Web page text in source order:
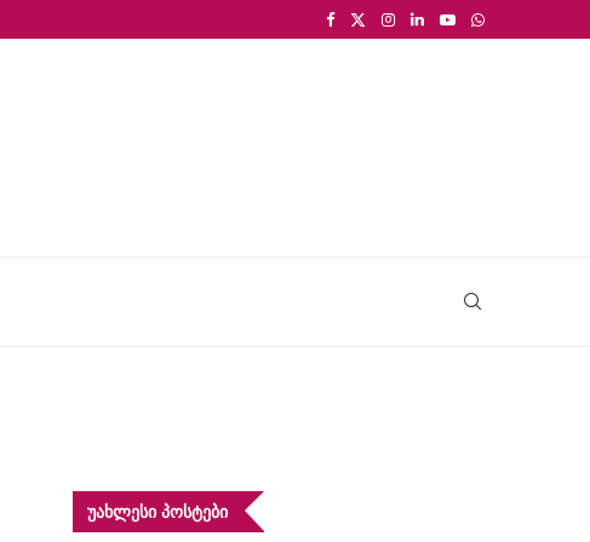
ᲣᲐᲮᲚᲔᲡᲘ ᲞᲝᲡᲢᲔᲑᲘ